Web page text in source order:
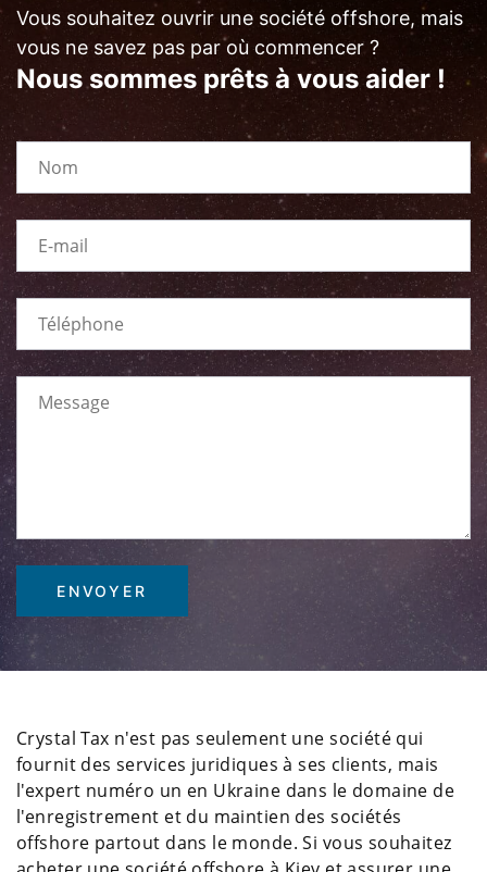
Vous souhaitez ouvrir une société offshore, mais
vous ne savez pas par où commencer ?
Nous sommes prêts à vous aider !
Crystal Tax n'est pas seulement une société qui
fournit des services juridiques à ses clients, mais
l'expert numéro un en Ukraine dans le domaine de
l'enregistrement et du maintien des sociétés
offshore partout dans le monde. Si vous souhaitez